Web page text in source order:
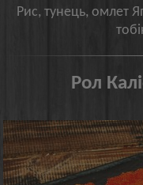
Рис, тунець, омлет
Рол